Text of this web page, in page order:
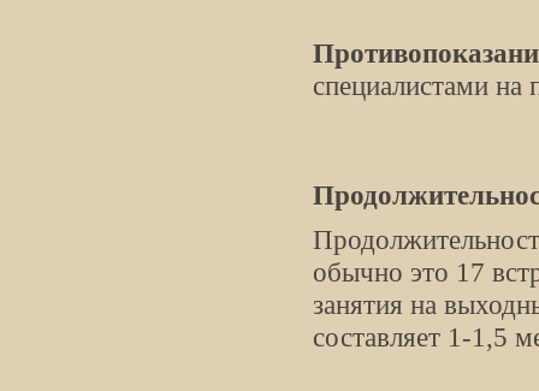
специалистами на
обычно это 17
занятия на
составляет 1-1,5